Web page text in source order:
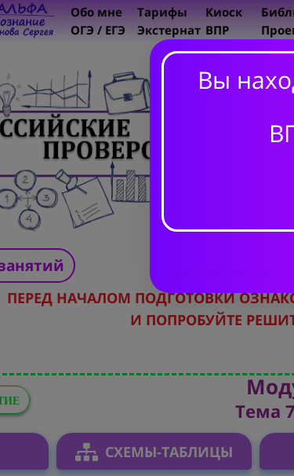
Обо мне
ОГЭ / ЕГЭ
Тарифы
Экстернат
Киоск
ВПР
ПЕРЕД НАЧАЛОМ ПОДГОТОВКИ
И ПОПРОБУЙТЕ
Тема
СХЕМЫ-ТАБЛИЦЫ
Вы